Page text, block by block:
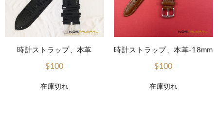
在庫切れ
時計ストラップ、本革
$100
在庫切れ
時計ストラップ、本革-18mm
$100